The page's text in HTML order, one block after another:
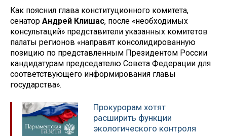
Как пояснил глава конституционного комитета,
сенатор Андрей Клишас, после «необходимых
консультаций» представители указанных комитетов
палаты регионов «направят консолидированную
позицию по представленным Президентом России
кандидатурам председателю Совета Федерации для
соответствующего информирования главы
государства».
Прокурорам хотят
расширить функции
экологического контроля